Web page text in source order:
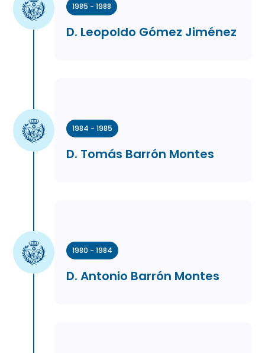
1985 - 1988
D. Leopoldo Gómez Jiménez
1984 - 1985
D. Tomás Barrón Montes
1980 - 1984
D. Antonio Barrón Montes